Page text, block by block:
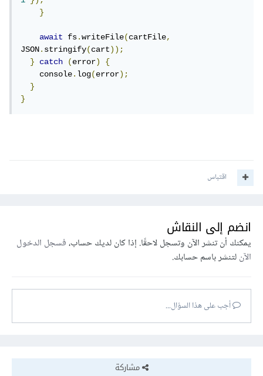
}
await fs.writeFile(cartFile,
JSON.stringify(cart));
}
catch (error)
{
    console
.log(error);
}
}
اقتباس
انضم إلى النقاش
يمكنك أن تنشر الآن وتسجل لاحقًا. إذا كان لديك حساب،فسجل الدخول
الآنلتنشر باسم حسابك.
أجب على هذا السؤال...
مشاركة